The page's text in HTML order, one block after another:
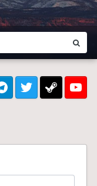
TelegramTwitter Steam